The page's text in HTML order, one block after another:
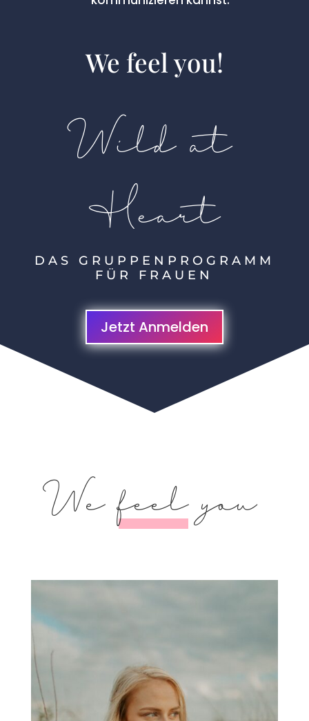
We feel you!
Wild at
Heart
DAS GRUPPENPROGRAMM
FÜR FRAUEN
Jetzt Anmelden
Wefeelyou